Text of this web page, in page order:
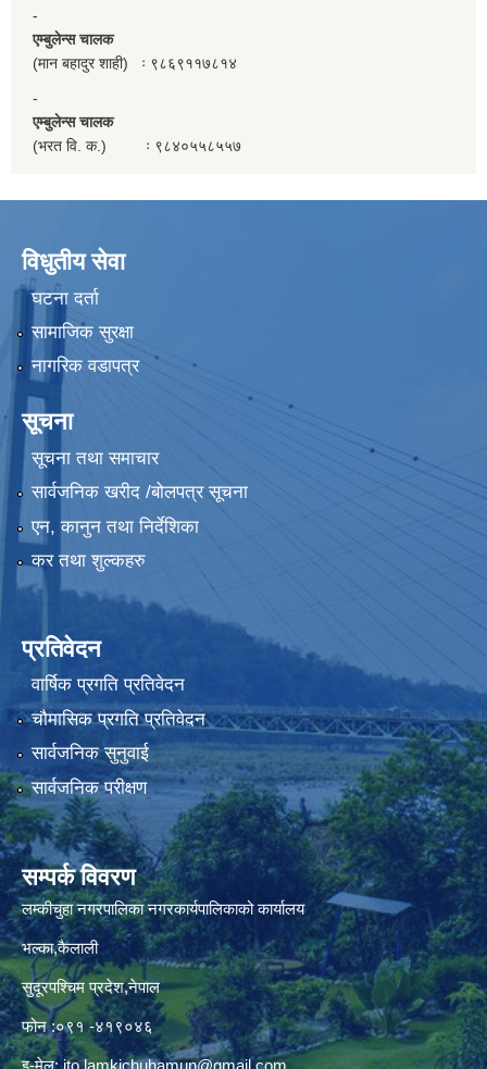
-
एम्बुलेन्स चालक
(मान बहादुर शाही) ः ९८६९११७८१४
-
एम्बुलेन्स चालक
(भरत वि. क.) ः ९८४०५५८५५७
विधुतीय सेवा
घटना दर्ता
सामाजिक सुरक्षा
नागरिक वडापत्र
सूचना
सूचना तथा समाचार
सार्वजनिक खरीद /बोलपत्र सूचना
एन, कानुन तथा निर्देशिका
कर तथा शुल्कहरु
प्रतिवेदन
वार्षिक प्रगति प्रतिवेदन
चौमासिक प्रगति प्रतिवेदन
सार्वजनिक सुनुवाई
सार्वजनिक परीक्षण
सम्पर्क विवरण
लम्कीचुहा नगरपालिका नगरकार्यपालिकाको कार्यालय
भल्का,कैलाली
सुदूरपश्चिम प्रदेश,नेपाल
फोन :०९१ -४१९०४६
इ-मेल:ito.lamkichuhamun@gmail.com